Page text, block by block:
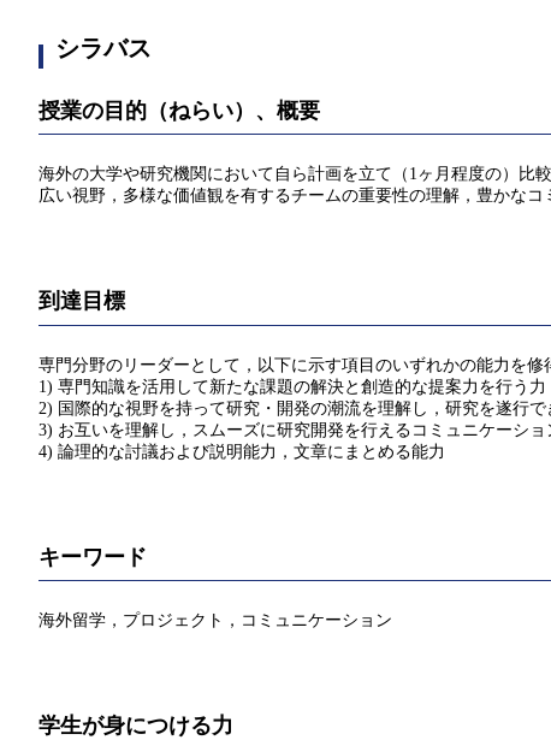
シラバス
授業の目的（ねらい）、概要
海外の大学や研究機関において自ら計画を立て（1ヶ月程度の）比
広い視野，多様な価値観を有するチームの重要性の理解，豊かな
到達目標
専門分野のリーダーとして，以下に示す項目のいずれかの能力を修
1) 専門知識を活用して新たな課題の解決と創造的な提案力を行う力
2) 国際的な視野を持って研究・開発の潮流を理解し，研究を遂行で
3) お互いを理解し，スムーズに研究開発を行えるコミュニケーショ
4) 論理的な討議および説明能力，文章にまとめる能力
キーワード
海外留学，プロジェクト，コミュニケーション
学生が身につける力